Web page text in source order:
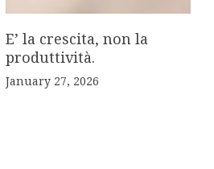
E’ la crescita, non la
produttività.
January 27, 2026